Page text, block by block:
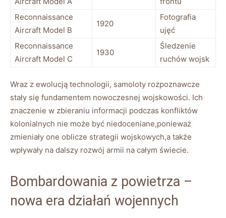
Reconnaissance
Aircraft Model B
1920
Fotografia
ujęć
Reconnaissance
Aircraft Model C
1930
Śledzenie
ruchów wojsk
Wraz z ewolucją technologii, samoloty rozpoznawcze
stały się fundamentem nowoczesnej wojskowości. Ich
znaczenie w zbieraniu informacji podczas konfliktów
kolonialnych nie może być niedoceniane,ponieważ
zmieniały one oblicze strategii wojskowych,a także
wpływały na dalszy rozwój armii na całym świecie.
Bombardowania z powietrza –
nowa era działań wojennych